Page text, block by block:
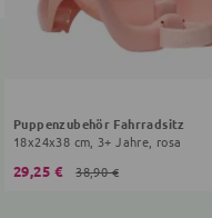
Puppenzubehör Fahrradsitz
18x24x38 cm, 3+ Jahre, rosa
29,25 € 38,90 €